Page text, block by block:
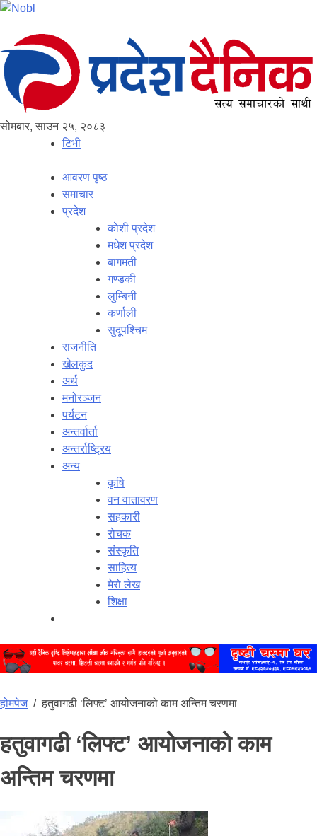
सोमबार, साउन २५, २०८३
टिभी
आवरण पृष्‍ठ
समाचार
प्रदेश
काेशी प्रदेश
मधेश प्रदेश
बागमती
गण्डकी
लुम्बिनी
कर्णाली
सुदूपश्‍चिम
राजनीति
खेलकुद
अर्थ
मनोरञ्‍जन
पर्यटन
अन्तर्वार्ता
अन्तर्राष्‍ट्रिय
अन्य
कृषि
वन वातावरण
सहकारी
रोचक
संस्कृति
साहित्य
मेरो लेख
शिक्षा
होमपेज/हतुवागढी ‘लिफ्ट’ आयोजनाको काम अन्तिम चरणमा
हतुवागढी ‘लिफ्ट’ आयोजनाको काम
अन्तिम चरणमा